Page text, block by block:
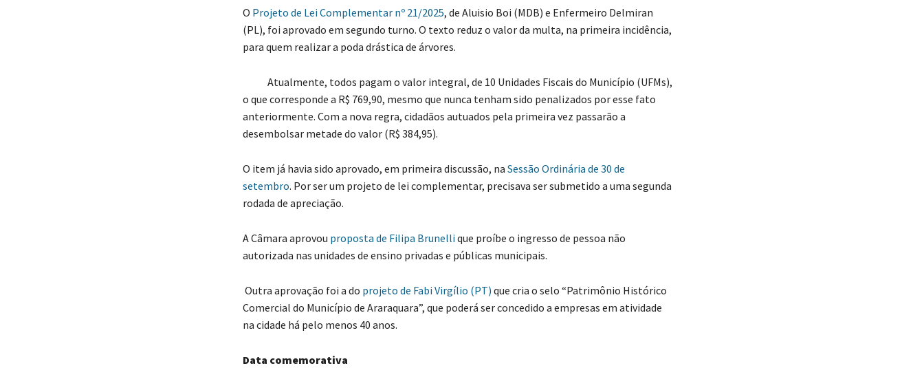
O Projeto de Lei Complementar nº 21/2025, de Aluisio Boi (MDB) e Enfermeiro Delmiran
(PL), foi aprovado em segundo turno. O texto reduz o valor da multa, na primeira incidência,
para quem realizar a poda drástica de árvores.
Atualmente, todos pagam o valor integral, de 10 Unidades Fiscais do Município (UFMs),
o que corresponde a R$ 769,90, mesmo que nunca tenham sido penalizados por esse fato
anteriormente. Com a nova regra, cidadãos autuados pela primeira vez passarão a
desembolsar metade do valor (R$ 384,95).
O item já havia sido aprovado, em primeira discussão, na Sessão Ordinária de 30 de
setembro. Por ser um projeto de lei complementar, precisava ser submetido a uma segunda
rodada de apreciação.
A Câmara aprovou proposta de Filipa Brunelli que proíbe o ingresso de pessoa não
autorizada nas unidades de ensino privadas e públicas municipais.
Outra aprovação foi a do projeto de Fabi Virgílio (PT) que cria o selo “Patrimônio Histórico
Comercial do Município de Araraquara”, que poderá ser concedido a empresas em atividade
na cidade há pelo menos 40 anos.
Data comemorativa